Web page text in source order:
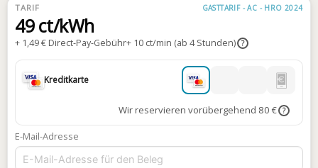
TARIF GASTTARIF - AC - HRO 2024
49 ct/kWh
+ 1,49 € Direct-Pay-Gebühr+ 10 ct/min (ab 4 Stunden) ?
Kreditkarte
Wir reservieren vorübergehend 80 € ?
E-Mail-Adresse